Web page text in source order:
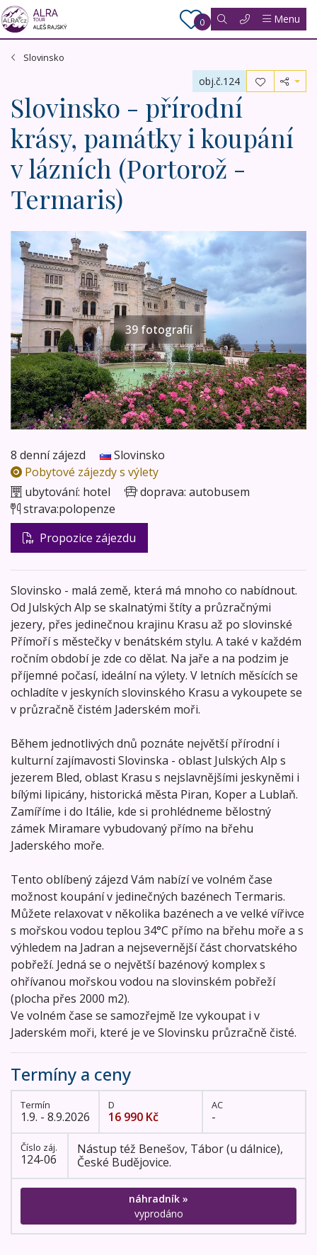
0 Menu
Slovinsko
obj.č.124
Slovinsko - přírodní
krásy, památky i koupání
v lázních (Portorož -
Termaris)
39 fotografií
8 denní zájezd
Slovinsko
Pobytové zájezdy s výlety
ubytování: hotel doprava: autobusem
strava:polopenze
Propozice zájezdu
Slovinsko - malá země, která má mnoho co nabídnout.
Od Julských Alp se skalnatými štíty a průzračnými
jezery, přes jedinečnou krajinu Krasu až po slovinské
Přímoří s městečky v benátském stylu. A také v každém
ročním období je zde co dělat. Na jaře a na podzim je
příjemné počasí, ideální na výlety. V letních měsících se
ochladíte v jeskyních slovinského Krasu a vykoupete se
v průzračně čistém Jaderském moři.
Během jednotlivých dnů poznáte největší přírodní i
kulturní zajímavosti Slovinska - oblast Julských Alp s
jezerem Bled, oblast Krasu s nejslavnějšími jeskyněmi i
bílými lipicány, historická města Piran, Koper a Lublaň.
Zamíříme i do Itálie, kde si prohlédneme bělostný
zámek Miramare vybudovaný přímo na břehu
Jaderského moře.
Tento oblíbený zájezd Vám nabízí ve volném čase
možnost koupání v jedinečných bazénech Termaris.
Můžete relaxovat v několika bazénech a ve velké vířivce
s mořskou vodou teplou 34°C přímo na břehu moře a s
výhledem na Jadran a nejsevernější část chorvatského
pobřeží. Jedná se o největší bazénový komplex s
ohřívanou mořskou vodou na slovinském pobřeží
(plocha přes 2000 m2).
Ve volném čase se samozřejmě lze vykoupat i v
Jaderském moři, které je ve Slovinsku průzračně čisté.
Termíny a ceny
Číslo záj.
124-06
Termín
1.9. - 8.9.2026
D
16 990 Kč
AC
-
Nástup též Benešov, Tábor (u dálnice),
České Budějovice.
náhradník »
vyprodáno